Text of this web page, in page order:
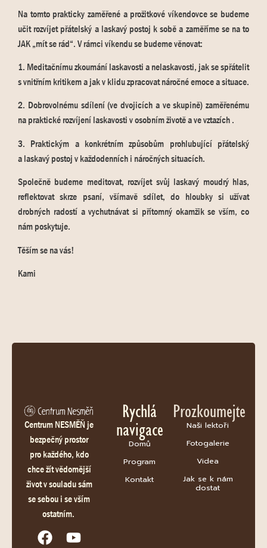
Na tomto prakticky zaměřené a prožitkové víkendovce se budeme
učit rozvíjet přátelský a laskavý postoj k sobě a zaměříme se na to
JAK „mít se rád“. V rámci víkendu se budeme věnovat:
1. Meditačnímu zkoumání laskavosti a nelaskavosti, jak se spřátelit
s vnitřním kritikem a jak v klidu zpracovat náročné emoce a situace.
2. Dobrovolnému sdílení (ve dvojicích a ve skupině) zaměřenému
na praktické rozvíjení laskavosti v osobním životě a ve vztazích .
3. Praktickým a konkrétním způsobům prohlubující přátelský
a laskavý postoj v každodenních i náročných situacích.
Společně budeme meditovat, rozvíjet svůj laskavý moudrý hlas,
reflektovat skrze psaní, všímavě sdílet, do hloubky si užívat
drobných radostí a vychutnávat si přítomný okamžik se vším, co
nám poskytuje.
Těším se na vás!
Kami
Centrum NESMĚŇ je
bezpečný prostor
pro každého, kdo
chce žít vědomější
život v souladu sám
se sebou i se vším
ostatním.
Rychlá
navigace
Domů
Program
Kontakt
Prozkoumejte
Naši lektoři
Fotogalerie
Videa
Jak se k nám
dostat